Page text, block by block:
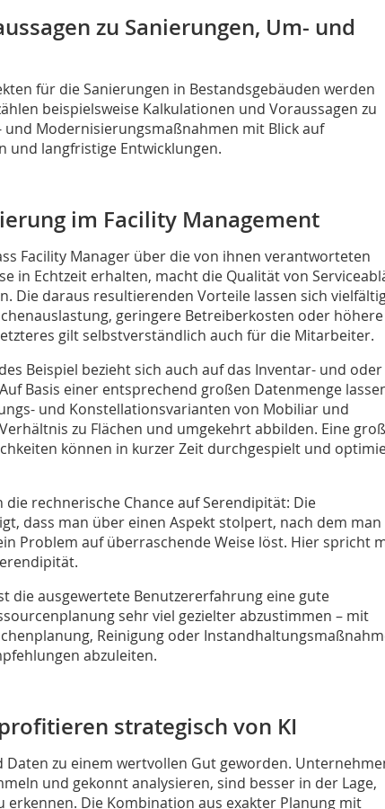
zu ­Sanierungen, Um- und
für die Sanierungen in Bestandsgebäuden werden
beispielsweise Kalkulationen und Voraussagen zu
und Modernisierungsmaßnahmen mit Blick auf
und langfristige Entwicklungen.
im Facility Management
Facility Manager über die von ihnen verantworteten
in Echtzeit erhalten, macht die Qualität von
Die daraus resultierenden Vorteile lassen sich
geringere Betreiberkosten oder höhere
gilt selbstverständlich auch für die Mitarbeiter.
Beispiel bezieht sich auch auf das Inventar- und oder
Basis einer entsprechend großen Datenmenge
und Konstellationsvarianten von Mobiliar und
zu Flächen und umgekehrt abbilden. Eine
können in kurzer Zeit durchgespielt und
rechnerische Chance auf Serendipität: Die
dass man über einen Aspekt stolpert, nach dem
Problem auf überraschende Weise löst. Hier spricht
die ausgewertete Benutzererfahrung eine gute
sehr viel gezielter abzustimmen – mit
Reinigung oder
abzuleiten.
­strategisch von KI
Daten zu einem wertvollen Gut geworden.
und gekonnt analysieren, sind besser in der Lage,
erkennen. Die Kombination aus exakter Planung mit